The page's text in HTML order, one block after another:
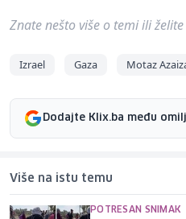
Znate nešto više o temi ili
Izrael Gaza Motaz
Dodajte Klix.ba među
Više na istu temu
POTRESAN SNIMAK